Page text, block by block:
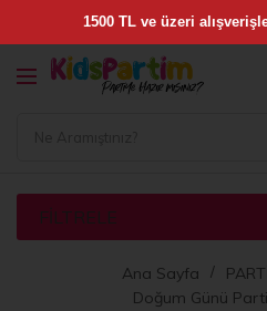
FILTRELE
Ana Sayfa
Doğum Günü